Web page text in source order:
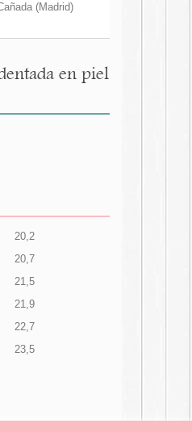
(Madrid)
en piel
20,2
20,7
21,5
21,9
22,7
23,5